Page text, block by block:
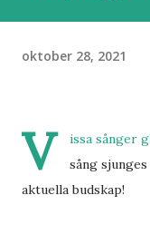
oktober 28, 2021
V
issa sånger
sång
aktuella budskap!